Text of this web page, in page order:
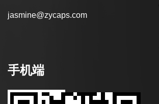
jasmine@zycaps.com
手机端